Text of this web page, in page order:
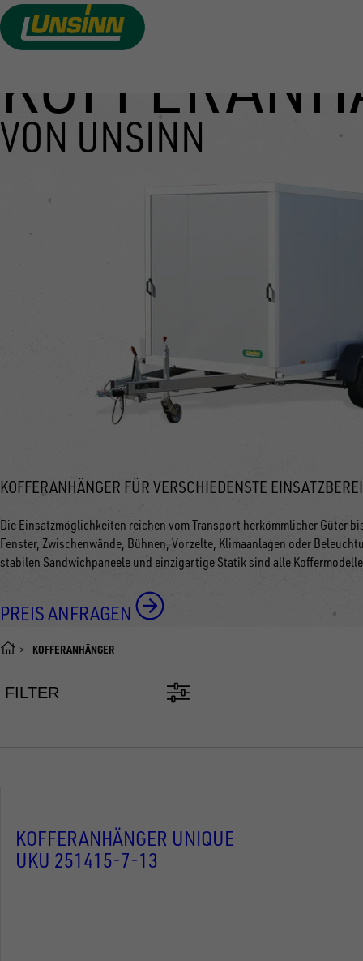
Inhalt
VON UNSINN
KOFFERANHÄNGER FÜR VERSCHIEDENSTE
Die Einsatzmöglichkeiten reichen vom Transport herkömmlicher Güter
Fenster, Zwischenwände, Bühnen, Vorzelte, Klimaanlagen oder
stabilen Sandwichpaneele und einzigartige Statik sind alle
PREIS ANFRAGEN
KOFFERANHÄNGER
FILTER
KOFFERANHÄNGER UNIQUE
UKU 251415-7-13